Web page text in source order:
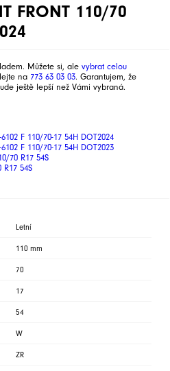
FRONT 110/70
Můžete si, ale vybrat celou
na 773 63 03 03. Garantujem, že
ještě lepší než Vámi vybraná.
F 110/70-17 54H DOT2024
F 110/70-17 54H DOT2023
70 R17 54S
R17 54S
Letní
110 mm
70
17
54
W
ZR